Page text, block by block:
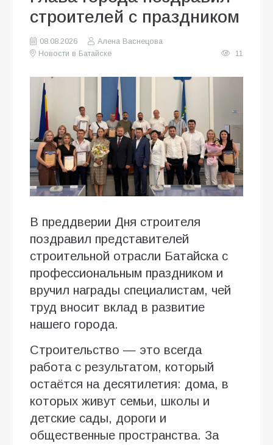
строителей с праздником
08.08.2026
Алена Васнецова
Новости в Батайске
11
В преддверии Дня строителя
поздравил представителей
строительной отрасли Батайска с
профессиональным праздником и
вручил награды специалистам, чей
труд вносит вклад в развитие
нашего города.
Строительство — это всегда
работа с результатом, который
остаётся на десятилетия: дома, в
которых живут семьи, школы и
детские сады, дороги и
общественные пространства. За